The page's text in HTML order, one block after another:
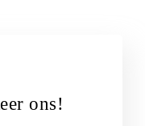
ons!